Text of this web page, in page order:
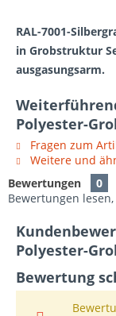
RAL-7001-
in Grobstruktur
ausgasungsarm.
Polyester-
Fragen zum
Weitere und
Bewertungen
0
Bewertungen
Polyester-
Bewertung